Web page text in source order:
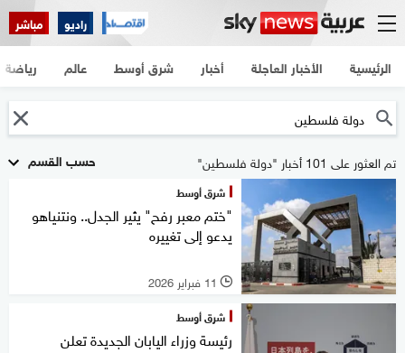
راديو مباشر
الرئيسية الأخبار العاجلة أخبار شرق أوسط عالم رياضة
حسب القسم تم العثور على 101 أخبار "دولة فلسطين"
شرق أوسط
"ختم معبر رفح" يثير الجدل.. ونتنياهو
يدعو إلى تغييره
l 11 فبراير 2026
شرق أوسط
رئيسة وزراء اليابان الجديدة تعلن